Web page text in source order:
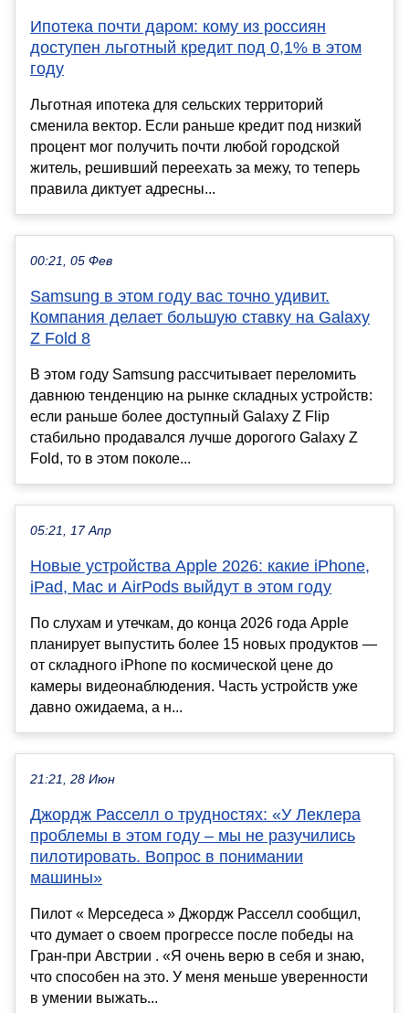
Ипотека почти даром: кому из россиян
доступен льготный кредит под 0,1% в этом
году
Льготная ипотека для сельских территорий
сменила вектор. Если раньше кредит под низкий
процент мог получить почти любой городской
житель, решивший переехать за межу, то теперь
правила диктует адресны...
00:21, 05 Фев
Samsung в этом году вас точно удивит.
Компания делает большую ставку на Galaxy
Z Fold 8
В этом году Samsung рассчитывает переломить
давнюю тенденцию на рынке складных устройств:
если раньше более доступный Galaxy Z Flip
стабильно продавался лучше дорогого Galaxy Z
Fold, то в этом поколе...
05:21, 17 Апр
Новые устройства Apple 2026: какие iPhone,
iPad, Mac и AirPods выйдут в этом году
По слухам и утечкам, до конца 2026 года Apple
планирует выпустить более 15 новых продуктов —
от складного iPhone по космической цене до
камеры видеонаблюдения. Часть устройств уже
давно ожидаема, а н...
21:21, 28 Июн
Джордж Расселл о трудностях: «У Леклера
проблемы в этом году – мы не разучились
пилотировать. Вопрос в понимании
машины»
Пилот « Мерседеса » Джордж Расселл сообщил,
что думает о своем прогрессе после победы на
Гран-при Австрии . «Я очень верю в себя и знаю,
что способен на это. У меня меньше уверенности
в умении выжать...